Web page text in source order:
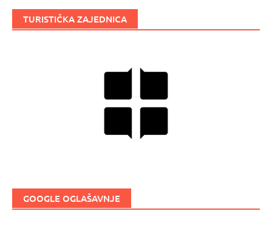
TURISTIČKA ZAJEDNICA
GOOGLE OGLAŠAVNJE